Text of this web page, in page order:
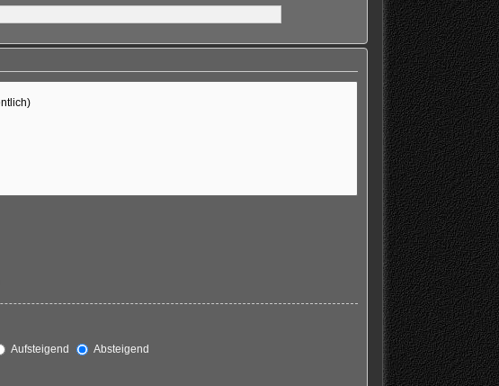
Aufsteigend Absteigend